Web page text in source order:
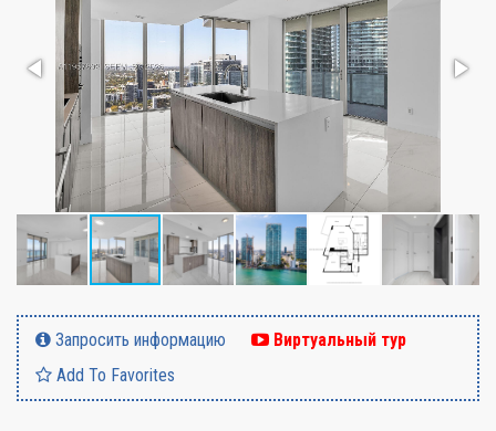
Запросить информацию
Виртуальный тур
Add To Favorites